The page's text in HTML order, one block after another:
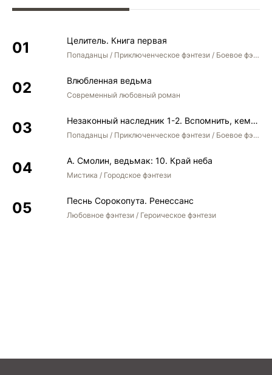
Целитель. Книга первая
Попаданцы / Приключенческое фэнтези / Боевое фэнтези
Влюбленная ведьма
Современный любовный роман
Незаконный наследник 1-2. Вспомнить, кем был. Стать собой. Остаться собой
Попаданцы / Приключенческое фэнтези / Боевое фэнтези / Юмористическое фэнтези
А. Смолин, ведьмак: 10. Край неба
Мистика / Городское фэнтези
Песнь Сорокопута. Ренессанс
Любовное фэнтези / Героическое фэнтези